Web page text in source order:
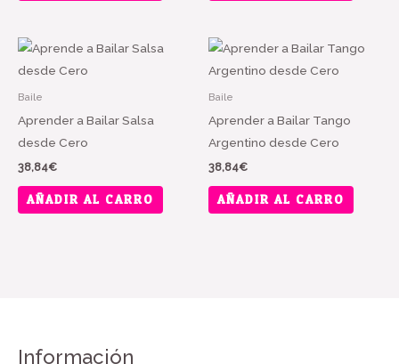
Baile
Aprender a Bailar Salsa
desde Cero
38,84€
AÑADIR AL CARRO
Baile
Aprender a Bailar Tango
Argentino desde Cero
38,84€
AÑADIR AL CARRO
Información